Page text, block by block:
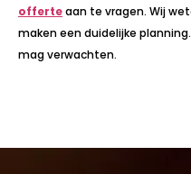
offerteaan te vragen. Wij
maken een duidelijke
mag verwachten.